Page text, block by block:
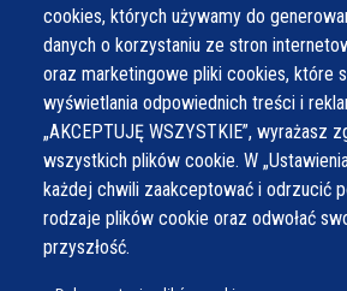
cookies, których używamy do
danych o korzystaniu ze stron
oraz marketingowe pliki cookies, które
wyświetlania odpowiednich treści i
„AKCEPTUJĘ WSZYSTKIE”, wyrażasz
wszystkich plików cookie. W
każdej chwili zaakceptować i odrzucić
rodzaje plików cookie oraz odwołać
przyszłość.